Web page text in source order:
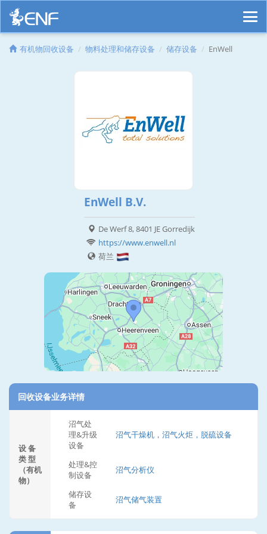
有机物回收设备 物料处理和储存设备 储存设备 EnWell
EnWell B.V.
De Werf 8, 8401 JE Gorredijk
https://www.enwell.nl
荷兰
回收设备业务详情
设 备
类 型
（有机
物）
沼气处
理&升级
设备
沼气干燥机，沼气火炬，脱硫设备
处理&控
制设备
沼气分析仪
储存设
备
沼气储气装置